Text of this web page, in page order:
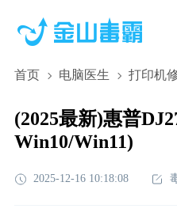
首页 电脑医生 打印机
(2025最新)惠普
Win10/Win11)
2025-12-16 10:18:08